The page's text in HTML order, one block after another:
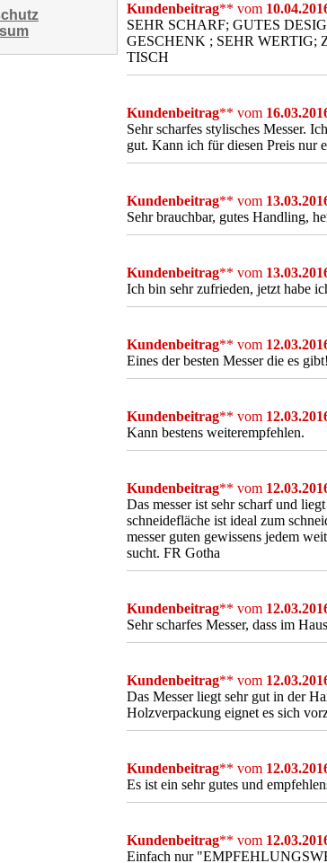
Kundenbeitrag** vom
SEHR SCHARF; GUTES
GESCHENK ; SEHR
TISCH
Kundenbeitrag** vom
Sehr scharfes stylisches Messer.
gut. Kann ich für diesen Preis nur
Kundenbeitrag** vom
Sehr brauchbar, gutes Handling,
Kundenbeitrag** vom
Ich bin sehr zufrieden, jetzt habe
Kundenbeitrag** vom
Eines der besten Messer die es
Kundenbeitrag** vom
Kann bestens weiterempfehlen.
Kundenbeitrag** vom
Das messer ist sehr scharf und
schneidefläche ist ideal zum
messer guten gewissens jedem
sucht. FR Gotha
Kundenbeitrag** vom
Sehr scharfes Messer, dass im
Kundenbeitrag** vom
Das Messer liegt sehr gut in der
Holzverpackung eignet es sich
Kundenbeitrag** vom
Es ist ein sehr gutes und
Kundenbeitrag** vom
Einfach nur